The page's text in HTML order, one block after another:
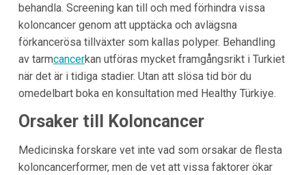
behandla. Screening kan till och med förhindra vissa
koloncancer genom att upptäcka och avlägsna
förkancerösa tillväxter som kallas polyper. Behandling
av tarmcancerkan utföras mycket framgångsrikt i Turkiet
när det är i tidiga stadier. Utan att slösa tid bör du
omedelbart boka en konsultation med Healthy Türkiye.
Orsaker till Koloncancer
Medicinska forskare vet inte vad som orsakar de flesta
koloncancerformer, men de vet att vissa faktorer ökar